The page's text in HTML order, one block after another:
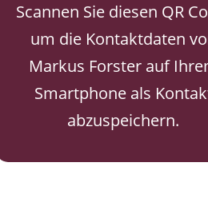
Scannen Sie diesen QR
um die Kontaktdaten
Markus Forster auf
Smartphone als
abzuspeichern.